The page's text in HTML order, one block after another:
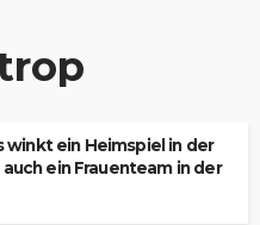
ein Heimspiel in der
auch ein Frauenteam in der